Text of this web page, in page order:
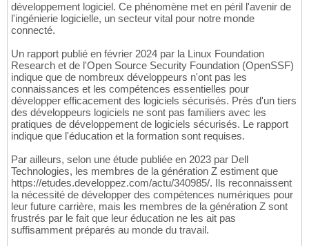
développement logiciel. Ce phénomène met en péril l'avenir de
l'ingénierie logicielle, un secteur vital pour notre monde
connecté.
Un rapport publié en février 2024 par la Linux Foundation
Research et de l'Open Source Security Foundation (OpenSSF)
indique que de nombreux développeurs n'ont pas les
connaissances et les compétences essentielles pour
développer efficacement des logiciels sécurisés. Près d'un tiers
des développeurs logiciels ne sont pas familiers avec les
pratiques de développement de logiciels sécurisés. Le rapport
indique que l'éducation et la formation sont requises.
Par ailleurs, selon une étude publiée en 2023 par Dell
Technologies, les membres de la génération Z estiment que
https://etudes.developpez.com/actu/340985/. Ils reconnaissent
la nécessité de développer des compétences numériques pour
leur future carrière, mais les membres de la génération Z sont
frustrés par le fait que leur éducation ne les ait pas
suffisamment préparés au monde du travail.